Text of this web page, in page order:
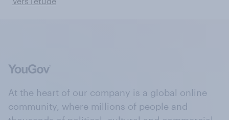
At the heart of our company is a global online
community, where millions of people and